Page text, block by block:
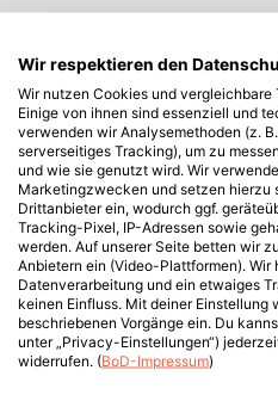
Wir respektieren den
Wir nutzen Cookies und vergleichbare
Einige von ihnen sind essenziell und
verwenden wir Analysemethoden (z.
serverseitiges Tracking), um zu
und wie sie genutzt wird. Wir
Marketingzwecken und setzen hierzu
Drittanbieter ein, wodurch ggf.
Tracking-Pixel, IP-Adressen sowie
werden. Auf unserer Seite betten wir
Anbietern ein (Video-Plattformen). Wir
Datenverarbeitung und ein etwaiges
keinen Einfluss. Mit deiner Einstellung
beschriebenen Vorgänge ein. Du
unter „Privacy-Einstellungen“)
widerrufen. (BoD-Impressum)